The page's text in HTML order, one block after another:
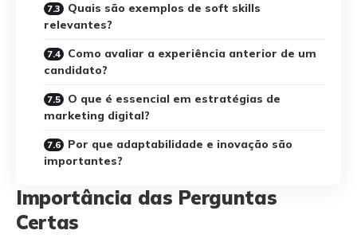
Quais são exemplos de soft skills
relevantes?
Como avaliar a experiência anterior de um
candidato?
O que é essencial em estratégias de
marketing digital?
Por que adaptabilidade e inovação são
importantes?
Importância das Perguntas
Certas